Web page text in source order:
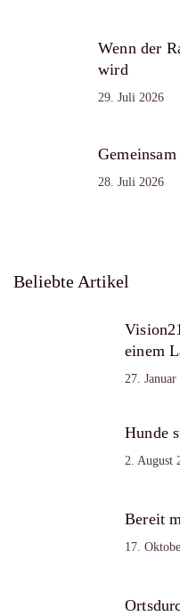
Wenn der
wird
29. Juli 2026
28. Juli 2026
Beliebte Artikel
einem
27. Januar
Hunde
2. August
Bereit
17.